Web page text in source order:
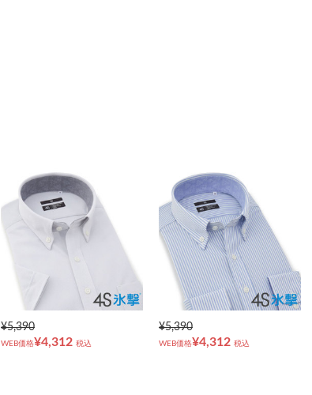
¥5,390
WEB価格¥4,312 税込
¥5,390
WEB価格¥4,312 税込